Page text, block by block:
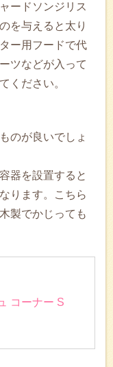
ードソンジリス
を与えると太り
ー用フードで代
ツなどが入って
ください。
のが良いでしょ
器を設置すると
ります。こちら
製でかじっても
コーナー S